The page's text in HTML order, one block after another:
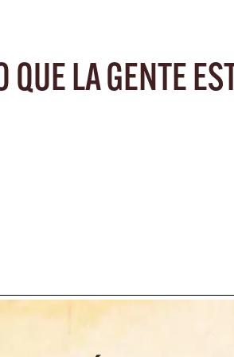
QUE LA GENTE